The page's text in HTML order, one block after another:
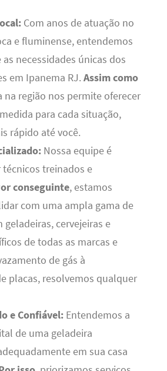
Com anos de atuação no
e fluminense, entendemos
necessidades únicas dos
em Ipanema RJ. Assim como
na região nos permite oferecer
para cada situação,
rápido até você.
Nossa equipe é
treinados e
conseguinte, estamos
com uma ampla gama de
geladeiras, cervejeiras e
de todas as marcas e
de gás à
placas, resolvemos qualquer
e Confiável: Entendemos a
de uma geladeira
em sua casa